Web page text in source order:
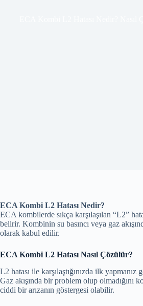
ECA Kombi L2 Hatası Nedir?
ECA kombilerde sıkça karşılaşılan “L2”
belirir. Kombinin su basıncı veya gaz
olarak kabul edilir.
ECA Kombi L2 Hatası Nasıl Çözülür?
L2 hatası ile karşılaştığınızda ilk
Gaz akışında bir problem olup
ciddi bir arızanın göstergesi olabilir.